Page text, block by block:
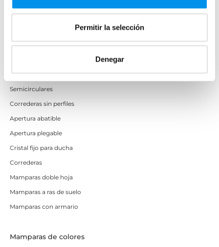
Permitir la selección
Denegar
Mamparas de ducha
Mamparas cuadradas
Fijos y paneles de ducha
Semicirculares
Correderas sin perfiles
Apertura abatible
Apertura plegable
Cristal fijo para ducha
Correderas
Mamparas doble hoja
Mamparas a ras de suelo
Mamparas con armario
Mamparas de colores